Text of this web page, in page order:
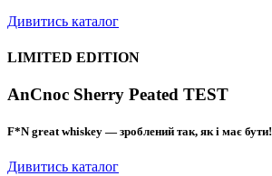
Дивитись каталог
LIMITED EDITION
AnCnoc Sherry Peated TEST
F*N great whiskey — зроблений так, як і має бути!
Дивитись каталог